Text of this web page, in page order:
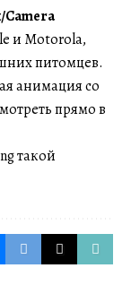
Camera
и Motorola,
питомцев.
анимация со
прямо в
такой